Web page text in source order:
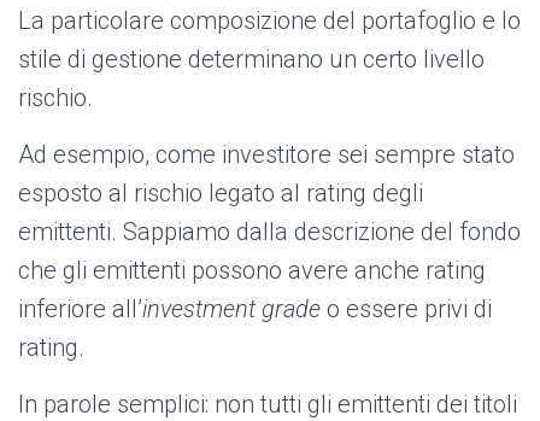
La particolare composizione del portafoglio e lo
stile di gestione determinano un certo livello
rischio.
Ad esempio, come investitore sei sempre stato
esposto al rischio legato al rating degli
emittenti. Sappiamo dalla descrizione del fondo
che gli emittenti possono avere anche rating
inferiore all’investment grade o essere privi di
rating.
In parole semplici: non tutti gli emittenti dei titoli